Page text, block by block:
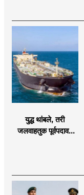
खळबळ
युद्ध थांबले, तरी
जलवाहतुक पूर्वपदावर
चिंता.